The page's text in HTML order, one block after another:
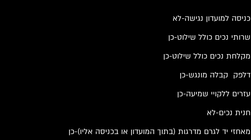
כניסה למועדון נגישה-לא
שרותי נכים כולל שילוט-כן
מקלחת נכים כולל שילוט-כן
דלפק קבלה מונגש-כן
עזרים ללקויי שמיעה-כן
חנית נכים-לא
מאחזי יד לגרם מדרגות (בתוך המועדון או בכניסה אליו)-כן